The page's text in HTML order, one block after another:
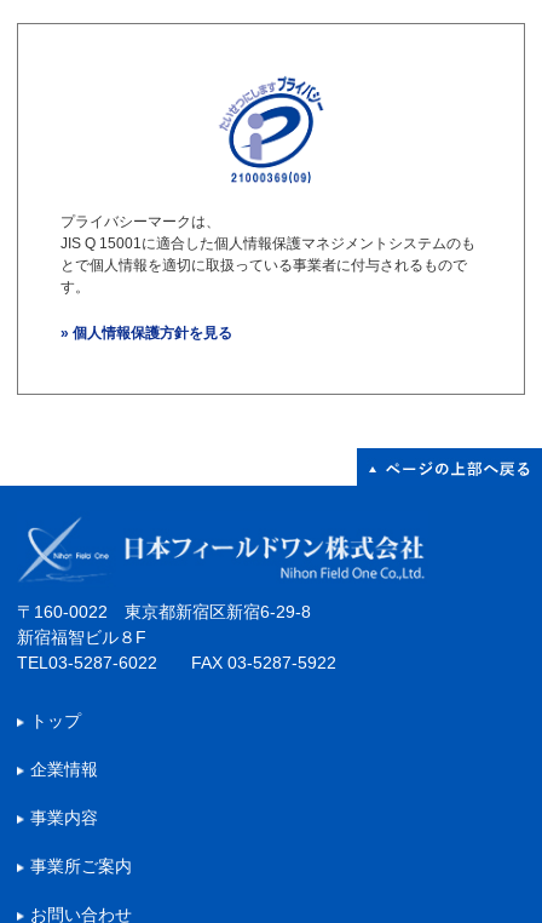
プライバシーマークは、
JIS Q 15001に適合した個人情報保護マネジメントシステムのも
とで個人情報を適切に取扱っている事業者に付与されるもので
す。
» 個人情報保護方針を見る
〒160-0022 東京都新宿区新宿6-29-8
新宿福智ビル８F
TEL03-5287-6022 FAX 03-5287-5922
トップ
企業情報
事業内容
事業所ご案内
お問い合わせ